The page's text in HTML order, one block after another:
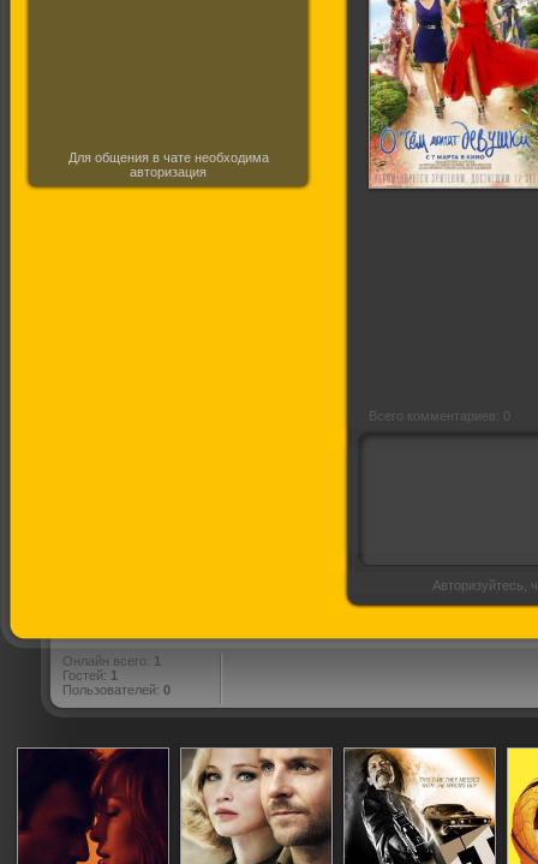
Для общения в чате необходима
авторизация
Всего комментариев: 0
Авторизуйтесь,
Онлайн всего: 1
Гостей: 1
Пользователей: 0